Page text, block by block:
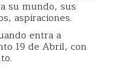
su mundo, sus
aspiraciones.
entra a
19 de Abril, con